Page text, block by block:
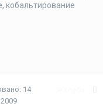
кобальтирование
14